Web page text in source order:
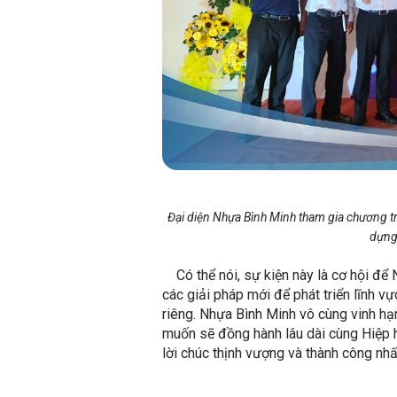
Đại diện Nhựa Bình Minh tham gia chương
Có thể nói, sự kiện này là cơ hội để
các giải pháp mới để phát triển lĩnh
riêng. Nhựa Bình Minh vô cùng vinh
muốn sẽ đồng hành lâu dài cùng
lời chúc thịnh vượng và thành công